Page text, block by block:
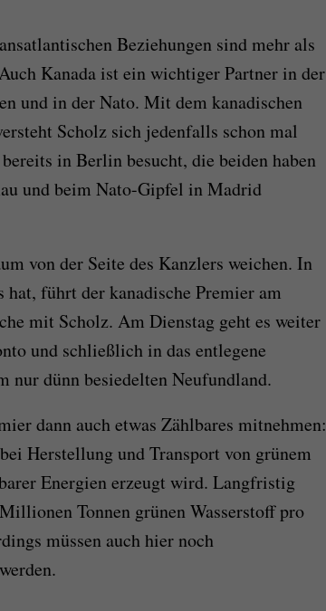
Beziehungen sind mehr als
Kanada ist ein wichtiger Partner in der
und in der Nato. Mit dem kanadischen
Scholz sich jedenfalls schon mal
in Berlin besucht, die beiden haben
und beim Nato-Gipfel in Madrid
von der Seite des Kanzlers weichen. In
führt der kanadische Premier am
mit Scholz. Am Dienstag geht es weiter
und schließlich in das entlegene
nur dünn besiedelten Neufundland.
dann auch etwas Zählbares mitnehmen:
Herstellung und Transport von grünem
Energien erzeugt wird. Langfristig
Tonnen grünen Wasserstoff pro
müssen auch hier noch